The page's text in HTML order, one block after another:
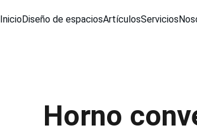
InicioDiseño de espaciosArtículosServicios
Horno